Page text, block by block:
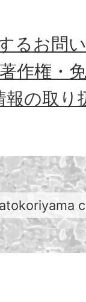
るお問
作権・
報の取り